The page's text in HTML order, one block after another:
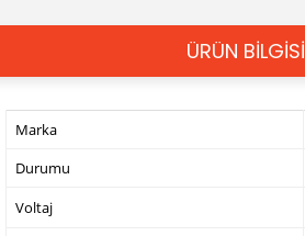
ÜRÜN BİLGİSİ
Marka
Durumu
Voltaj